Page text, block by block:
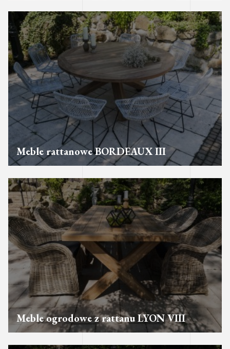
Meble rattanowe BORDEAUX III
Meble ogrodowe z rattanu LYON VIII